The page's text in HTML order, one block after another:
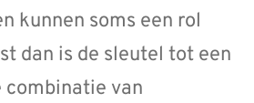
kunnen soms een rol
dan is de sleutel tot een
combinatie van